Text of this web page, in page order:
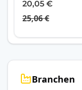
20,05 €
25,06 €
Branchen